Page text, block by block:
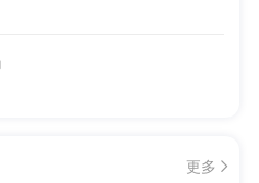
更多